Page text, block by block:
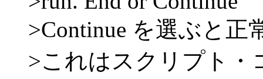
>Continue を選ぶと
>これはスクリプト・